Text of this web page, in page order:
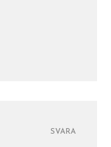
SVARA